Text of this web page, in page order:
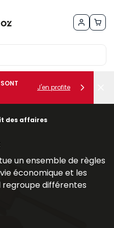
J'en profite
des affaires
un ensemble de règles
économique et les
regroupe différentes
dans la création,
sociétés ainsi que